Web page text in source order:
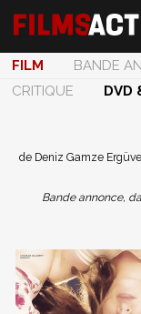
FILM BANDE
CRITIQUE
DVD
de Deniz Gamze
Bande annonce,